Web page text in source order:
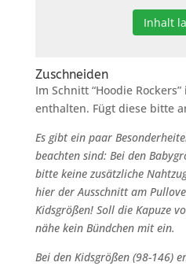
Inhalt
Zuschneiden
Im Schnitt “Hoodie
enthalten. Fügt diese bitte
Es gibt ein paar
beachten sind: Bei den
bitte keine zusätzliche
hier der Ausschnitt am
Kidsgrößen! Soll die Kapuze
nähe kein Bündchen mit ein.
Bei den Kidsgrößen (98-146)